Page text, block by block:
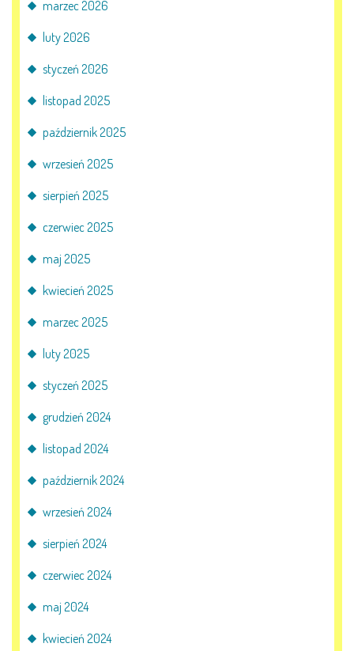
LOGOWANIE
marzec 2026
luty 2026
styczeń 2026
listopad 2025
październik 2025
wrzesień 2025
sierpień 2025
czerwiec 2025
maj 2025
kwiecień 2025
marzec 2025
luty 2025
styczeń 2025
grudzień 2024
listopad 2024
październik 2024
wrzesień 2024
sierpień 2024
czerwiec 2024
maj 2024
kwiecień 2024